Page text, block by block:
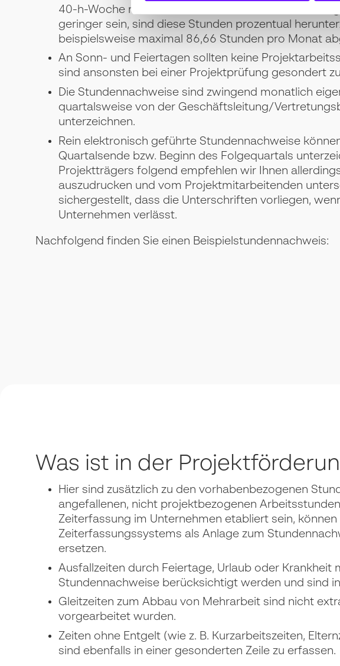
40-h-Woche nicht zu überschreiten. Sollte die
geringer sein, sind diese Stunden prozentual
beispielsweise maximal 86,66 Stunden pro Monat
An Sonn- und Feiertagen sollten keine
sind ansonsten bei einer Projektprüfung gesondert
Die Stundennachweise sind zwingend monatlich
quartalsweise von der Geschäftsleitung/
unterzeichnen.
Rein elektronisch geführte Stundennachweise
Quartalsende bzw. Beginn des Folgequartals
Projektträgers folgend empfehlen wir Ihnen
auszudrucken und vom Projektmitarbeitenden
sichergestellt, dass die Unterschriften vorliegen,
Unternehmen verlässt.
Nachfolgend finden Sie einen Beispielstundennachweis:
Was ist in der
Hier sind zusätzlich zu den vorhabenbezogenen
angefallenen, nicht projektbezogenen
Zeiterfassung im Unternehmen etabliert sein,
Zeiterfassungssystems als Anlage zum
ersetzen.
Ausfallzeiten durch Feiertage, Urlaub oder Krankheit
Stundennachweise berücksichtigt werden und sind
Gleitzeiten zum Abbau von Mehrarbeit sind nicht
vorgearbeitet wurden.
Zeiten ohne Entgelt (wie z. B. Kurzarbeitszeiten,
sind ebenfalls in einer gesonderten Zeile zu erfassen.